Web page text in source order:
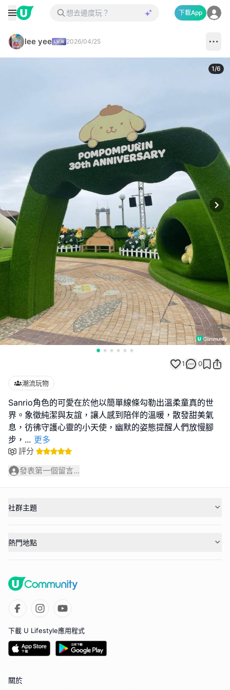
下載App
lee yee 2026/04/25
1/6
1 0
潮流玩物
Sanrio角色的可愛在於他以簡單線條勾勒出溫柔童真的世
界。象徵純潔與友誼，讓人感到陪伴的溫暖，散發甜美氣
息，彷彿守護心靈的小天使，幽默的姿態提醒人們放慢腳
步， ... 更多
評分
發表第一個留言...
社群主題
熱門地點
下載 U Lifestyle應用程式
關於